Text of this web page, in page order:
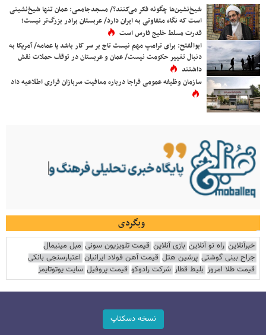
شیخ‌نشین‌ها چگونه فکر می‌کنند؟/ مسجدجامعی: عمان تنها شیخ‌نشینی
است که نگاه متفاوتی به ایران دارد/ عربستان برادر بزرگ‌تر نیست؛
قدرت مسلط خلیج فارس است
ابوالفتح: برای ترامپ مهم نیست تاج بر سر کار باشد یا عمامه/ آمریکا به
دنبال تغییر حکومت نیست/ عمان و عربستان در توقف حملات نقش
داشتند
سازمان وظیفه عمومی فراجا درباره معافیت سربازان فراری اطلاعیه داد
وبگردی
خبرآنلاین راه نو آنلاین بازی آنلاین قیمت تلویزیون سونی مبل مینیمال
جراح بینی گوشتی پرشین هتل قیمت آهن فولاد ایرانیان اعتبارسنجی بانکی
قیمت طلا امروز بلیط قطار شرکت رادوکو قیمت پروفیل سایت یوتوتایمز
نسخه دسکتاپ